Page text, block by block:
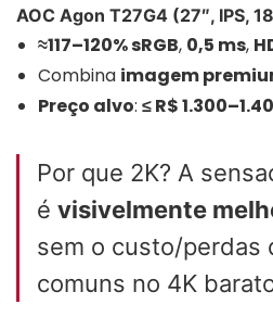
AOC Agon T27G4 (27″, IPS,
≈117–120% sRGB, 0,5 ms,
Combina imagem
Preço alvo: ≤ R$
Por que 2K? A
é visivelmente
sem o custo/perdas
comuns no 4K